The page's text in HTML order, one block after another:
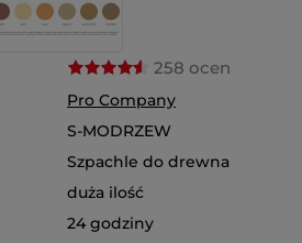
258 ocen
Pro Company
S-MODRZEW
Szpachle do drewna
duża ilość
24 godziny